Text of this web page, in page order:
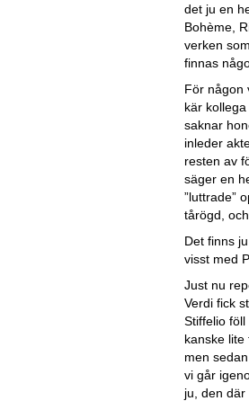
det ju en
Bohème,
verken
finnas
För någon
kär
saknar
inleder
resten av
säger en
”luttrade”
tårögd,
Det finns
visst med
Just nu
Verdi fick
Stiffelio
kanske
men
vi går
ju, den